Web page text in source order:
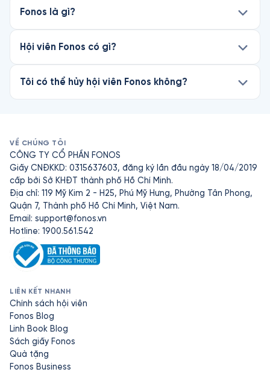
Fonos là gì?
Hội viên Fonos có gì?
Tôi có thể hủy hội viên Fonos không?
VỀ CHÚNG TÔI
CÔNG TY CỔ PHẦN FONOS
Giấy CNĐKKD: 0315637603, đăng ký lần đầu ngày 18/04/2019
cấp bởi Sở KHĐT thành phố Hồ Chí Minh.
Địa chỉ: 119 Mỹ Kim 2 - H25, Phú Mỹ Hưng, Phường Tân Phong,
Quận 7, Thành phố Hồ Chí Minh, Việt Nam.
Email: support@fonos.vn
Hotline: 1900.561.542
LIÊN KẾT NHANH
Chính sách hội viên
Fonos Blog
Linh Book Blog
Sách giấy Fonos
Quà tặng
Fonos Business